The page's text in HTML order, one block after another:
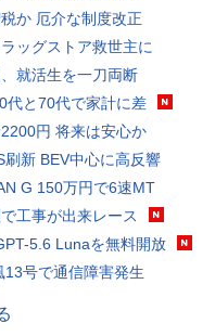
か 厄介な制度改正
ッグストア救世主に
就活生を一刀両断
代と70代で家計に差
円 将来は安心か
刷新 BEV中心に高反響
G 150万円で6速MT
工事が出来レース
5.6 Lunaを無料開放
13号で通信障害発生